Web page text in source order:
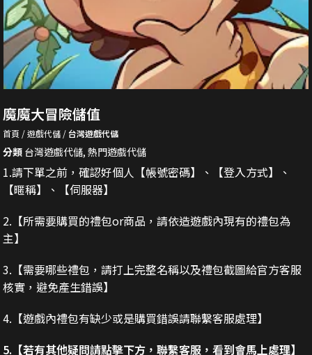
魔魔大冒險儲值
首頁 遊戲代儲 台灣遊戲代儲
分類 台灣遊戲代儲, 熱門遊戲代儲
1.請下單之前，確認好個人【帳號密碼】、【登入方式】、
【暱稱】、【伺服器】
2. 【所需要購買的禮包or商品，請依造遊戲內現有的禮包為
主】
3. 【需要哪些禮包，請打上完整名稱以及禮包截圖給官方客服
核實，避免產生錯誤】
4.【遊戲內禮包有缺少或是購買錯誤請聯繫客服處理】
5.【若有其他疑問請點擊下方，聯繫客服，看到會馬上處理】